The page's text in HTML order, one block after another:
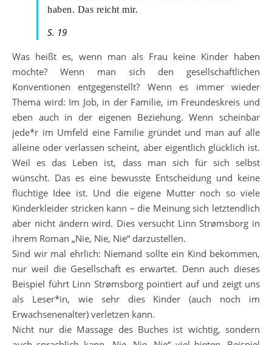
haben. Das reicht mir.
S. 19
Was heißt es, wenn man als Frau keine Kinder haben
möchte? Wenn man sich den gesellschaftlichen
Konventionen entgegenstellt? Wenn es immer wieder
Thema wird: Im Job, in der Familie, im Freundeskreis und
eben auch in der eigenen Beziehung. Wenn scheinbar
jede*r im Umfeld eine Familie gründet und man auf alle
alleine oder verlassen scheint, aber eigentlich glücklich ist.
Weil es das Leben ist, dass man sich für sich selbst
wünscht. Das es eine bewusste Entscheidung und keine
flüchtige Idee ist. Und die eigene Mutter noch so viele
Kinderkleider stricken kann – die Meinung sich letztendlich
aber nicht ändern wird. Dies versucht Linn Strømsborg in
ihrem Roman „Nie, Nie, Nie“ darzustellen.
Sind wir mal ehrlich: Niemand sollte ein Kind bekommen,
nur weil die Gesellschaft es erwartet. Denn auch dieses
Beispiel führt Linn Strømsborg pointiert auf und zeigt uns
als Leser*in, wie sehr dies Kinder (auch noch im
Erwachsenenalter) verletzen kann.
Nicht nur die Massage des Buches ist wichtig, sondern